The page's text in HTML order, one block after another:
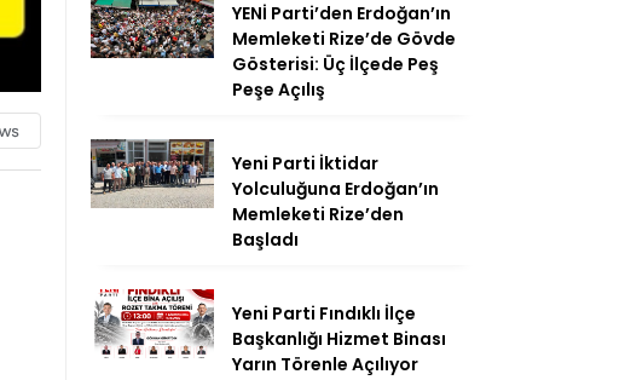
YENİ Parti’den Erdoğan’ın
Memleketi Rize’de Gövde
Gösterisi: Üç İlçede Peş
Peşe Açılış
Yeni Parti İktidar
Yolculuğuna Erdoğan’ın
Memleketi Rize’den
Başladı
Yeni Parti Fındıklı İlçe
Başkanlığı Hizmet Binası
Yarın Törenle Açılıyor